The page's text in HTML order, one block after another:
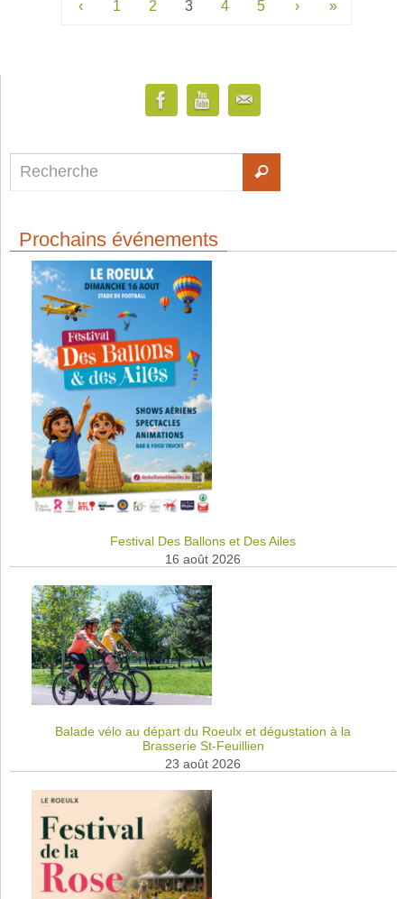
‹ 1 2 3 4 5 › »
Prochains événements
Festival Des Ballons et Des Ailes
16 août 2026
Balade vélo au départ du Roeulx et dégustation à la
Brasserie St-Feuillien
23 août 2026